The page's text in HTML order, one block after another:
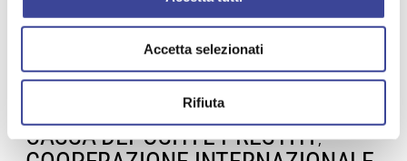
Accetta selezionati
Rifiuta
TEMI PIÙ VISTI
SIA,
CASSA DEPOSITI E PRESTITI,